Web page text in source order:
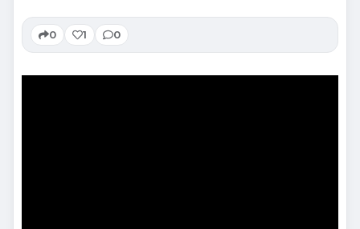
0 1 0